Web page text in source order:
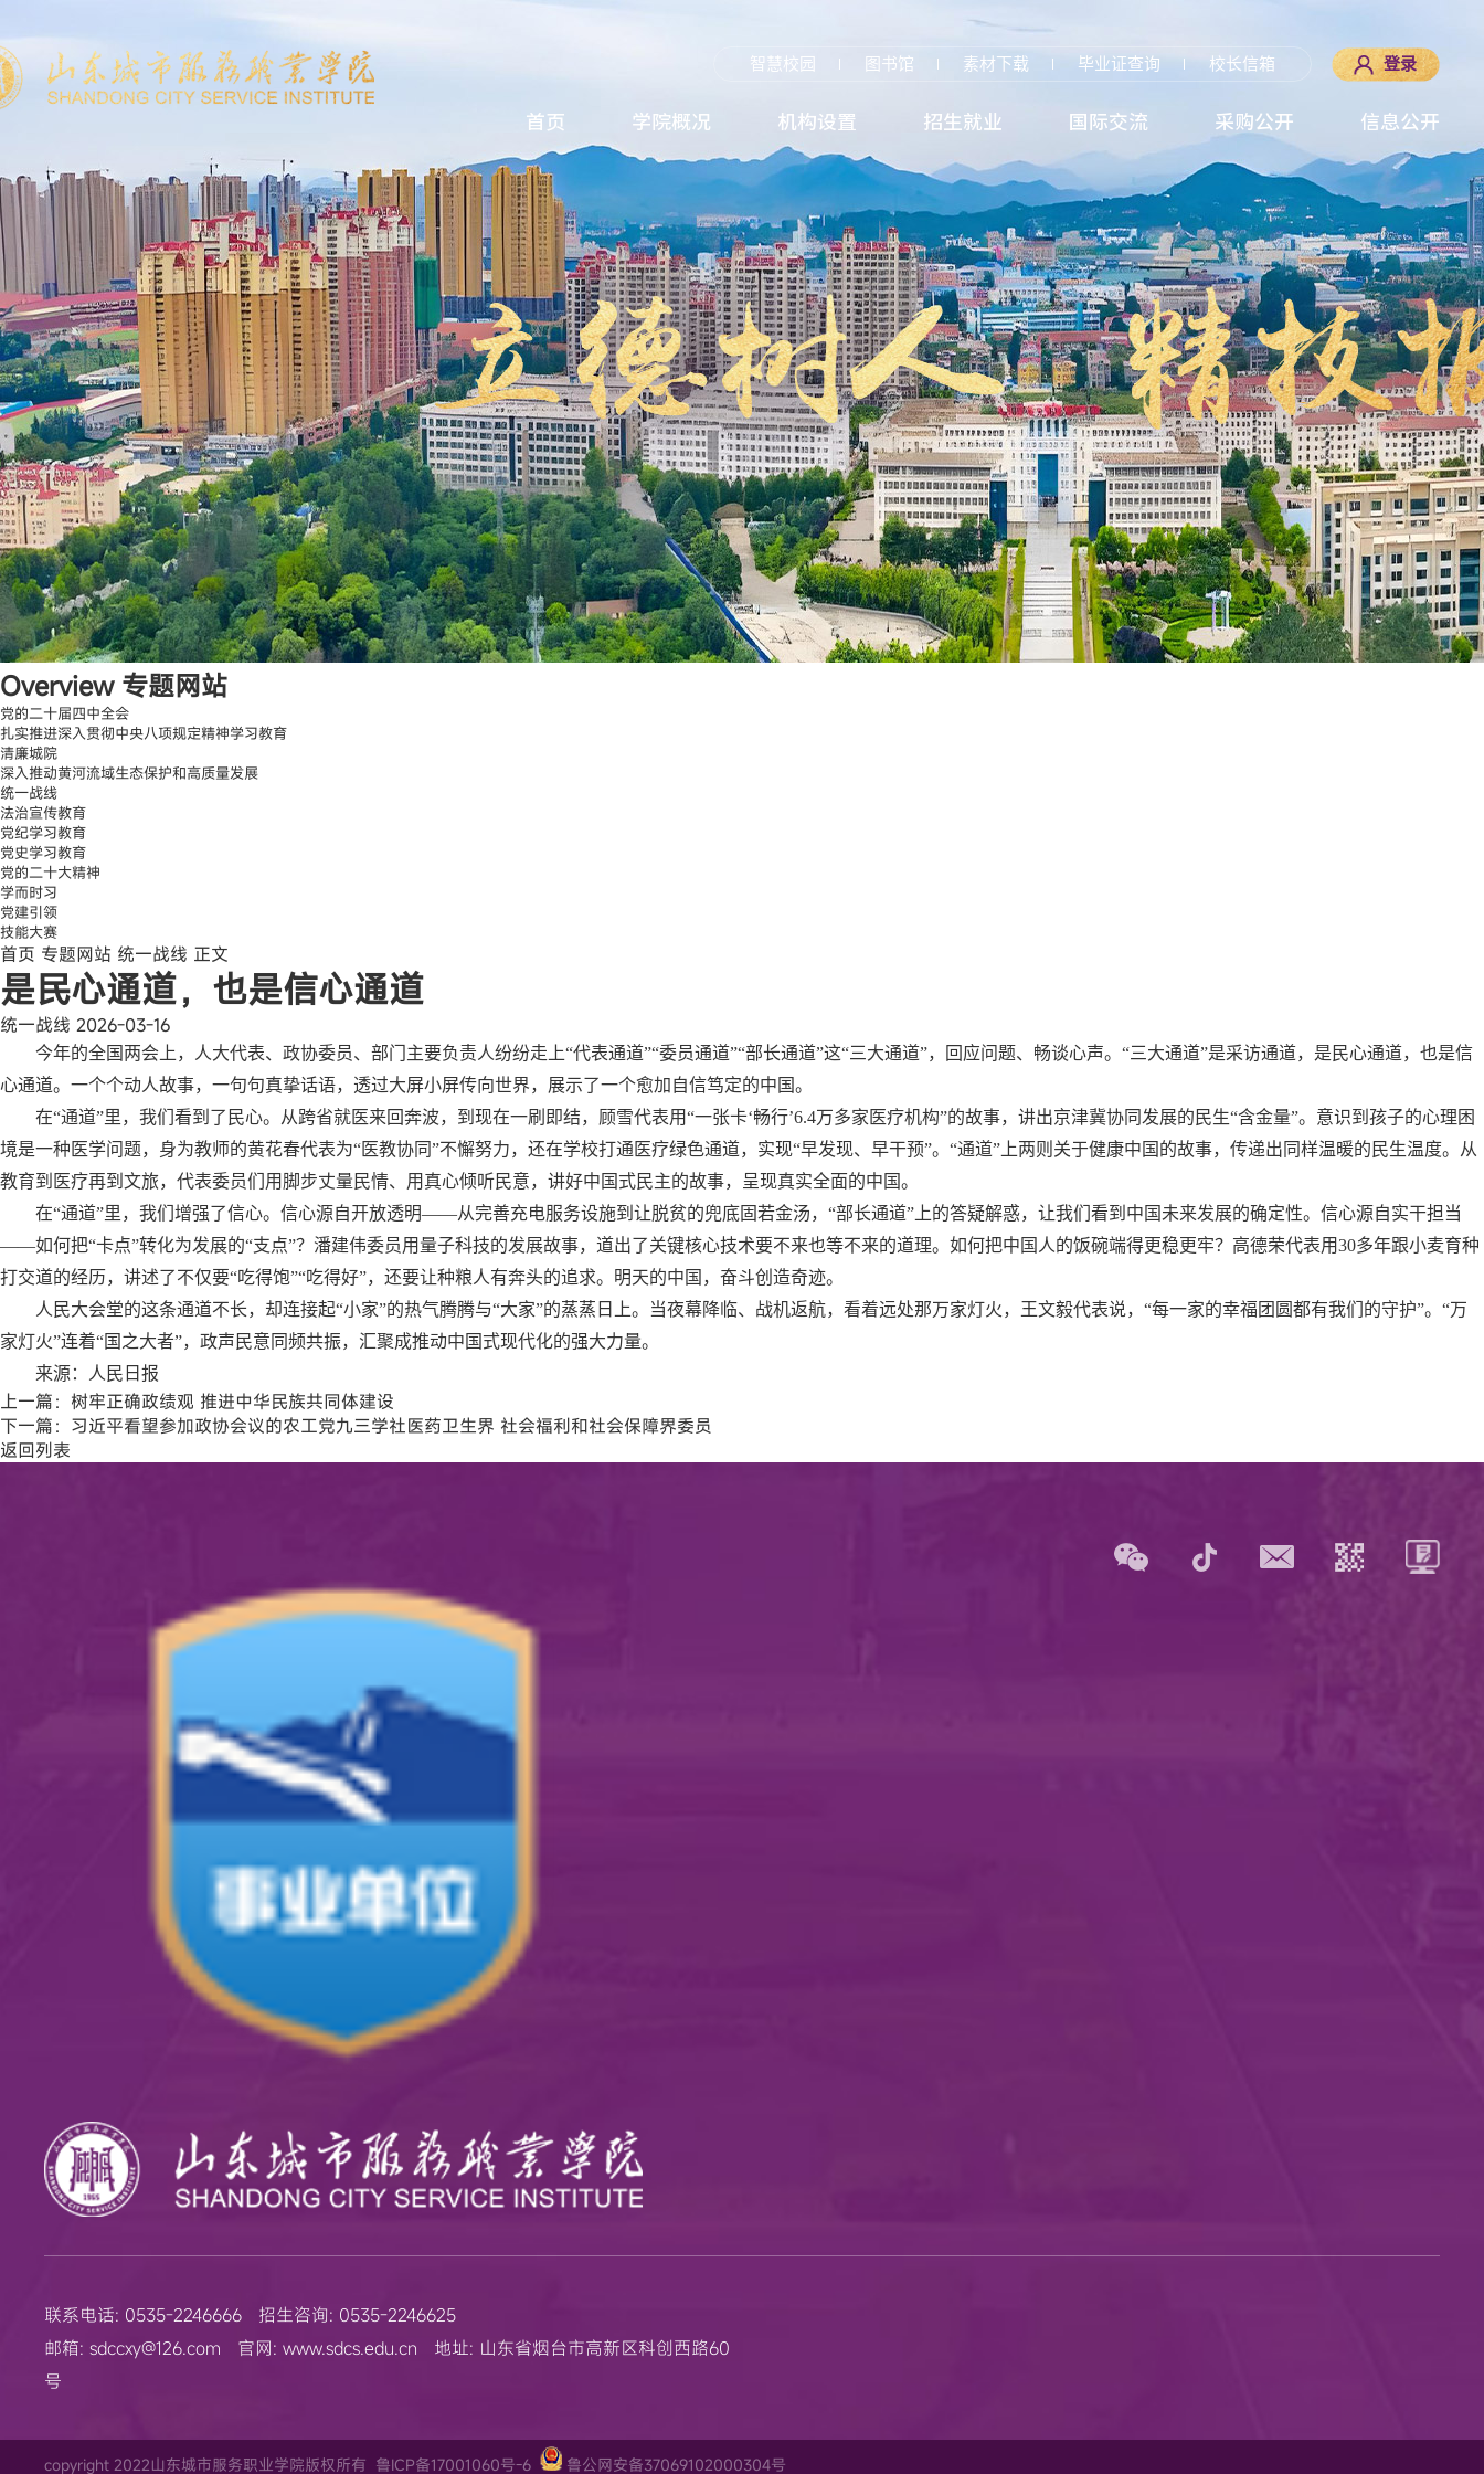
智慧校园 图书馆 素材下载 毕业证查询 校长信箱 登录
首页 学院概况 机构设置 招生就业 国际交流 采购公开 信息公开
Overview专题网站
党的二十届四中全会
扎实推进深入贯彻中央八项规定精神学习教育
清廉城院
深入推动黄河流域生态保护和高质量发展
统一战线
法治宣传教育
党纪学习教育
党史学习教育
党的二十大精神
学而时习
党建引领
技能大赛
首页 专题网站 统一战线 正文
是民心通道，也是信心通道
统一战线 2026-03-16
今年的全国两会上，人大代表、政协委员、部门主要负责人纷纷走上“代表通道”“委员通道”“部长通道”这“三大通道”，回应问题、畅谈心声。“三大通道”是采访通道，是民心通道，也是信
心通道。一个个动人故事，一句句真挚话语，透过大屏小屏传向世界，展示了一个愈加自信笃定的中国。
在“通道”里，我们看到了民心。从跨省就医来回奔波，到现在一刷即结，顾雪代表用“一张卡‘畅行’6.4万多家医疗机构”的故事，讲出京津冀协同发展的民生“含金量”。意识到孩子的心理困
境是一种医学问题，身为教师的黄花春代表为“医教协同”不懈努力，还在学校打通医疗绿色通道，实现“早发现、早干预”。“通道”上两则关于健康中国的故事，传递出同样温暖的民生温度。从
教育到医疗再到文旅，代表委员们用脚步丈量民情、用真心倾听民意，讲好中国式民主的故事，呈现真实全面的中国。
在“通道”里，我们增强了信心。信心源自开放透明——从完善充电服务设施到让脱贫的兜底固若金汤，“部长通道”上的答疑解惑，让我们看到中国未来发展的确定性。信心源自实干担当
——如何把“卡点”转化为发展的“支点”？潘建伟委员用量子科技的发展故事，道出了关键核心技术要不来也等不来的道理。如何把中国人的饭碗端得更稳更牢？高德荣代表用30多年跟小麦育种
打交道的经历，讲述了不仅要“吃得饱”“吃得好”，还要让种粮人有奔头的追求。明天的中国，奋斗创造奇迹。
人民大会堂的这条通道不长，却连接起“小家”的热气腾腾与“大家”的蒸蒸日上。当夜幕降临、战机返航，看着远处那万家灯火，王文毅代表说，“每一家的幸福团圆都有我们的守护”。“万
家灯火”连着“国之大者”，政声民意同频共振，汇聚成推动中国式现代化的强大力量。
来源：人民日报
上一篇： 树牢正确政绩观 推进中华民族共同体建设
下一篇： 习近平看望参加政协会议的农工党九三学社医药卫生界 社会福利和社会保障界委员
返回列表
联系电话: 0535-2246666 招生咨询: 0535-2246625
邮箱: sdccxy@126.com 官网: www.sdcs.edu.cn 地址: 山东省烟台市高新区科创西路60
号
copyright 2022山东城市服务职业学院版权所有 鲁ICP备17001060号-6 鲁公网安备37069102000304号